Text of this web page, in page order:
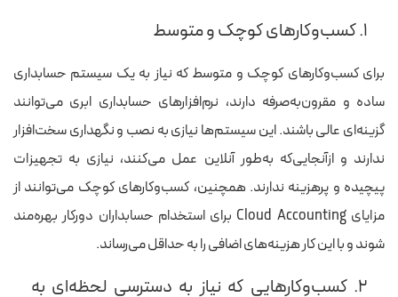
۱. کسب‌وکارهای کوچک و متوسط
برای کسب‌وکارهای کوچک و متوسط که نیاز به یک سیستم حسابداری
ساده و مقرون‌به‌صرفه دارند، نرم‌افزارهای حسابداری ابری می‌توانند
گزینه‌ای عالی باشند. این سیستم‌ها نیازی به نصب و نگهداری سخت‌افزار
ندارند و ازآنجایی‌که به‌طور آنلاین عمل می‌کنند، نیازی به تجهیزات
پیچیده و پرهزینه ندارند. همچنین، کسب‌وکارهای کوچک می‌توانند از
مزایای Cloud Accounting برای استخدام حسابداران دورکار بهره‌مند
شوند و با این کار هزینه‌های اضافی را به حداقل می‌رساند.
۲. کسب‌وکارهایی که نیاز به دسترسی لحظه‌ای به